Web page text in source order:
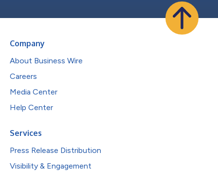
Company
About Business Wire
Careers
Media Center
Help Center
Services
Press Release Distribution
Visibility & Engagement